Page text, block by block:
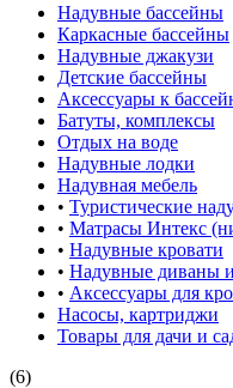
Надувные бассейны
Каркасные бассейны
Надувные джакузи
Детские бассейны
Аксессуары к
Батуты, комплексы
Отдых на воде
Надувные лодки
Надувная мебель
• Туристические
• Матрасы Интекс
• Надувные кровати
• Надувные диваны и
• Аксессуары для
Насосы, картриджи
Товары для дачи и
(6)